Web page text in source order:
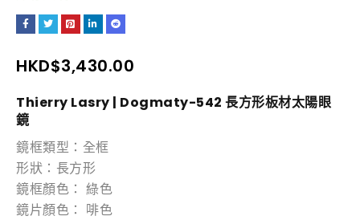
HKD$3,430.00
Thierry Lasry | Dogmaty-542 長方形板材太陽眼
鏡
鏡框類型：全框
形狀：長方形
鏡框顏色： 綠色
鏡片顏色： 啡色